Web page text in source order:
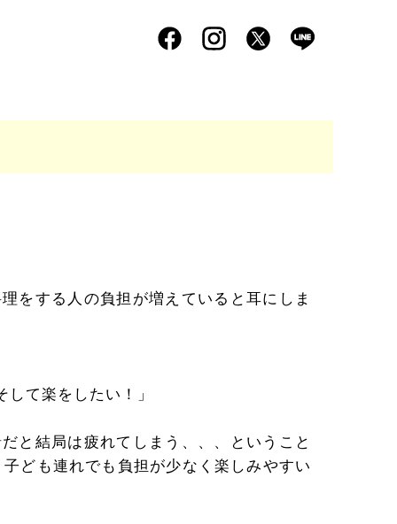
をする人の負担が増えていると耳にしま
て楽をしたい！」
と結局は疲れてしまう、、、ということ
ども連れでも負担が少なく楽しみやすい